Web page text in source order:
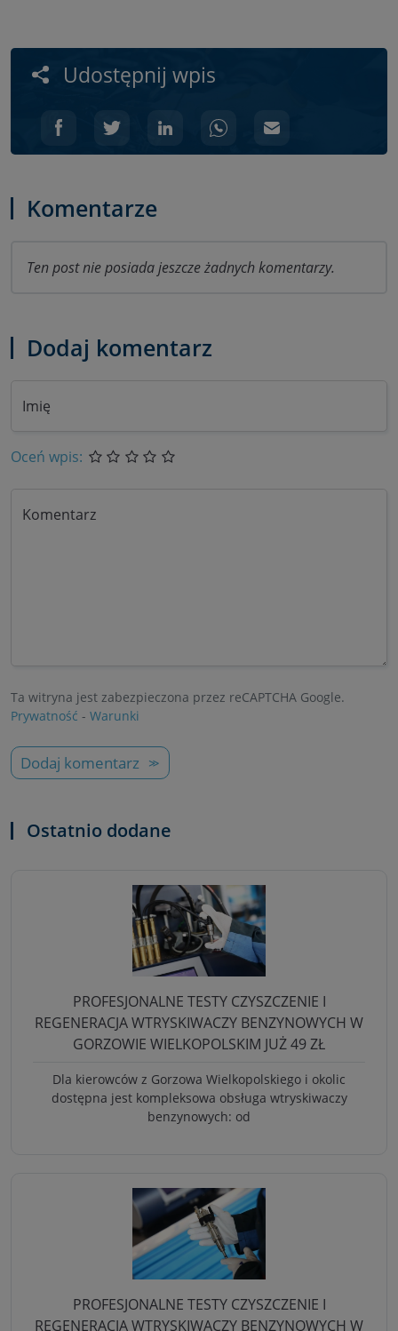
Udostępnij wpis
Komentarze
Ten post nie posiada jeszcze żadnych komentarzy.
Dodaj komentarz
Imię
Oceń wpis:
Komentarz
Ta witryna jest zabezpieczona przez reCAPTCHA Google.
Prywatność - Warunki
Dodaj komentarz
Ostatnio dodane
PROFESJONALNE TESTY CZYSZCZENIE I
REGENERACJA WTRYSKIWACZY BENZYNOWYCH W
GORZOWIE WIELKOPOLSKIM JUŻ 49 ZŁ
Dla kierowców z Gorzowa Wielkopolskiego i okolic
dostępna jest kompleksowa obsługa wtryskiwaczy
benzynowych: od
PROFESJONALNE TESTY CZYSZCZENIE I
REGENERACJA WTRYSKIWACZY BENZYNOWYCH W